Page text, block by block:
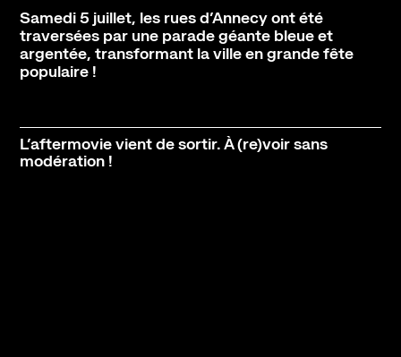
Samedi 5 juillet, les rues d’Annecy ont été
traversées par une parade géante bleue et
argentée, transformant la ville en grande fête
populaire !
L’aftermovie vient de sortir. À (re)voir sans
modération !
Pôle de création
Créations Made in Annecy
Programmes internationaux